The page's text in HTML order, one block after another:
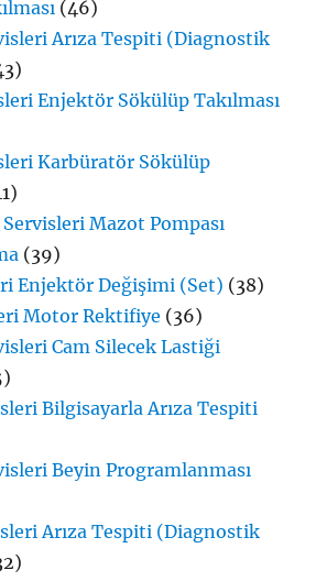
(46)
Arıza Tespiti (Diagnostik
Enjektör Sökülüp Takılması
Karbüratör Sökülüp
Mazot Pompası
(39)
Enjektör Değişimi (Set) (38)
Motor Rektifiye (36)
Cam Silecek Lastiği
Bilgisayarla Arıza Tespiti
Beyin Programlanması
Arıza Tespiti (Diagnostik